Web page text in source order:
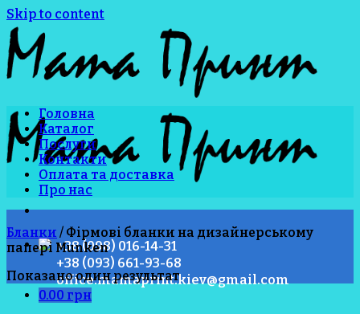
Skip to content
+38 (098) 016-14-31
+38 (093) 661-93-68
office.mamaprint.kiev@gmail.com
0.00 грн
Головна
Каталог
Послуги
Контакти
Оплата та доставка
Про нас
Бланки / Фірмові бланки на дизайнерському
папері Munken
Показано один результат